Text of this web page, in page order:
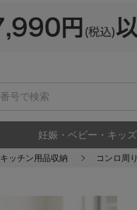
妊娠・ベビー・キッズ
キッチン用品収納 コンロ周